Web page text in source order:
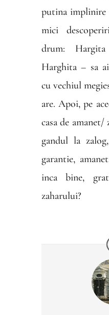
putina implinire
mici
drum:
Harghita – sa
cu vechiul
are. Apoi, pe
casa de amanet/
gandul la
garantie,
inca bine,
zaharului?